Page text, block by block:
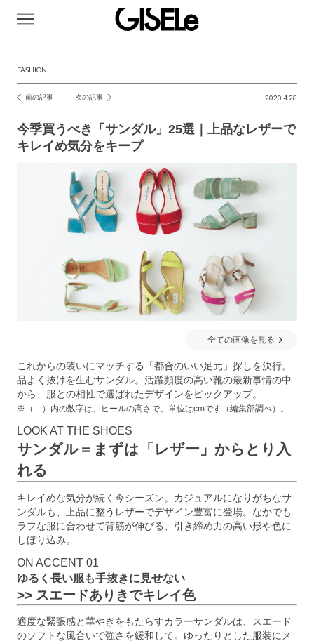
FASHION
投
稿
ナ
前の記事 次の記事 2020.4.28
今季買うべき「サンダル」25選｜上品なレザーで
キレイめ気分をキープ
全ての画像を見る
これからの装いにマッチする「都合のいい足元」探しを決行。
品よく抜けを生むサンダル。活躍頻度の高い靴の最新事情の中
から、服との相性で選ばれたデザインをピックアップ。
※（ ）内の数字は、ヒールの高さで、単位はcmです（編集部調べ）。
LOOK AT THE SHOES
サンダル＝まずは「レザー」からとり入
れる
キレイめな気分が続く今シーズン。カジュアルになりがちなサ
ンダルも、上品に整うレザーでデザイン豊富に登場。なかでも
ラフな服に合わせて背筋が伸びる、引き締め力の高い形や色に
しぼり込み。
ON ACCENT 01
ゆるく長い服も手抜きに見せない
>> スエードありきでキレイ色
適度な緊張感と華やぎをもたらすカラーサンダルは、スエード
のソフトな風合いで強さを緩和して。ゆったりとした服装にメ